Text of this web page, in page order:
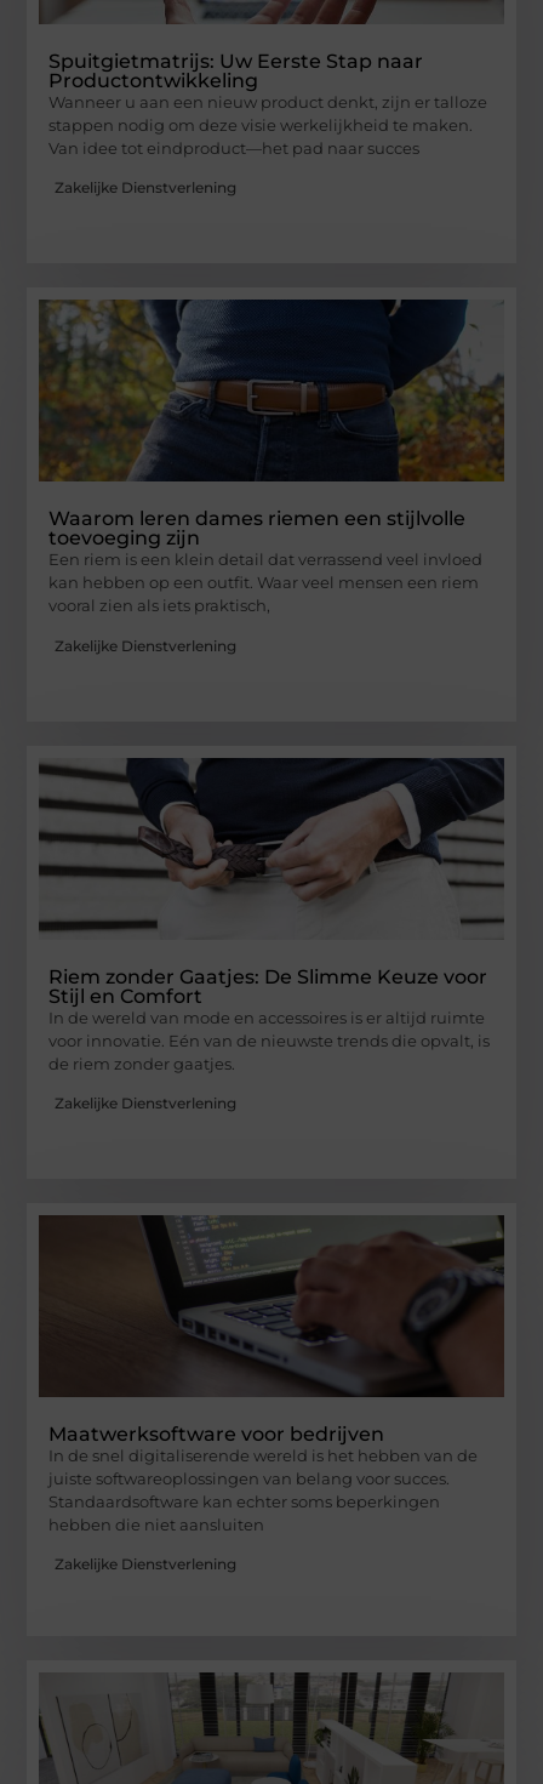
Spuitgietmatrijs: Uw Eerste Stap naar
Productontwikkeling
Wanneer u aan een nieuw product denkt, zijn er talloze
stappen nodig om deze visie werkelijkheid te maken.
Van idee tot eindproduct—het pad naar succes
Zakelijke Dienstverlening
Waarom leren dames riemen een stijlvolle
toevoeging zijn
Een riem is een klein detail dat verrassend veel invloed
kan hebben op een outfit. Waar veel mensen een riem
vooral zien als iets praktisch,
Zakelijke Dienstverlening
Riem zonder Gaatjes: De Slimme Keuze voor
Stijl en Comfort
In de wereld van mode en accessoires is er altijd ruimte
voor innovatie. Eén van de nieuwste trends die opvalt, is
de riem zonder gaatjes.
Zakelijke Dienstverlening
Maatwerksoftware voor bedrijven
In de snel digitaliserende wereld is het hebben van de
juiste softwareoplossingen van belang voor succes.
Standaardsoftware kan echter soms beperkingen
hebben die niet aansluiten
Zakelijke Dienstverlening